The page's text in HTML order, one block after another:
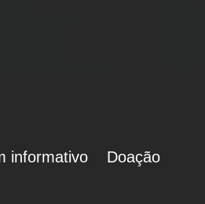
informativo Doação